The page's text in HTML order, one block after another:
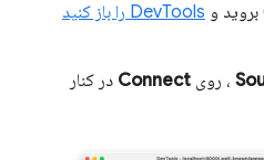
بروید و DevTools را باز کنید
، روی Connect در کنار